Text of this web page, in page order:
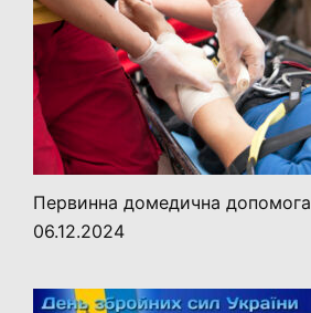
Первинна домедична допомога
06.12.2024